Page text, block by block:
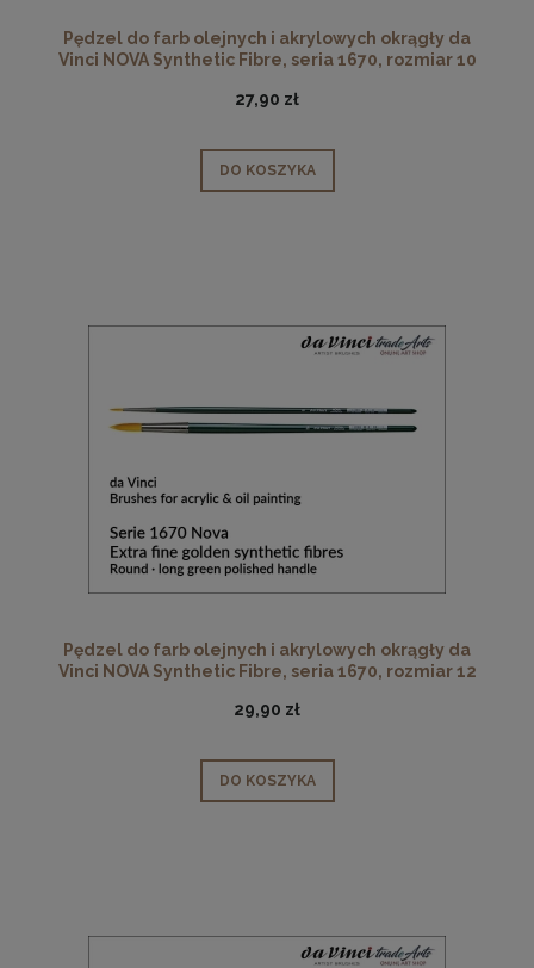
Pędzel do farb olejnych i akrylowych okrągły da
Vinci NOVA Synthetic Fibre, seria 1670, rozmiar 10
27,90 zł
DO KOSZYKA
Pędzel do farb olejnych i akrylowych okrągły da
Vinci NOVA Synthetic Fibre, seria 1670, rozmiar 12
29,90 zł
DO KOSZYKA